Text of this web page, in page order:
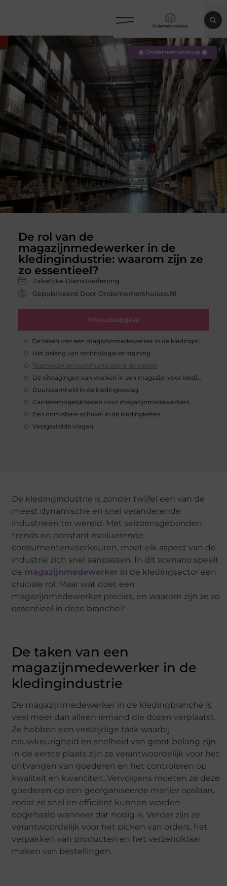
De rol van de
magazijnmedewerker in de
kledingindustrie: waarom zijn ze
zo essentieel?
Zakelijke Dienstverlening
Gepubliceerd Door Ondernemershuiszo.nl
Inhoudsopgave
De taken van een magazijnmedewerker in de kledingindustrie
Het belang van technologie en training
Teamwork en communicatie is de sleutel
De uitdagingen van werken in een magazijn voor kleding
Duurzaamheid in de kledingopslag
Carrièremogelijkheden voor magazijnmedewerkers
Een onmisbare schakel in de kledingketen
Veelgestelde vragen
◉ Ondernemershuis ◉
De kledingindustrie is zonder twijfel een van de
meest dynamische en snel veranderende
industrieën ter wereld. Met seizoensgebonden
trends en constant evoluerende
consumentenvoorkeuren, moet elk aspect van de
industrie zich snel aanpassen. In dit scenario speelt
de magazijnmedewerker in de kledingsector een
cruciale rol. Maar wat doet een
magazijnmedewerker precies, en waarom zijn ze zo
essentieel in deze branche?
De taken van een
magazijnmedewerker in de
kledingindustrie
De magazijnmedewerker in de kledingbranche is
veel meer dan alleen iemand die dozen verplaatst.
Ze hebben een veelzijdige taak waarbij
nauwkeurigheid en snelheid van groot belang zijn.
In de eerste plaats zijn ze verantwoordelijk voor het
ontvangen van goederen en het controleren op
kwaliteit en kwantiteit. Vervolgens moeten ze deze
goederen op een georganiseerde manier opslaan,
zodat ze snel en efficiënt kunnen worden
opgehaald wanneer dat nodig is. Verder zijn ze
verantwoordelijk voor het picken van orders, het
verpakken van producten en het verzendklaar
maken van bestellingen.